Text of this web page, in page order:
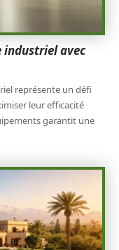
industriel avec
représente un défi
leur efficacité
garantit une